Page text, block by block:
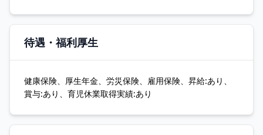
待遇・福利厚生
健康保険、厚生年金、労災保険、雇用保険、昇給:あり、
賞与:あり、育児休業取得実績:あり